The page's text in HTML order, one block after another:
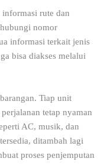
rute dan
nomor
informasi terkait jenis
bisa diakses melalui
Tiap unit
tetap nyaman
AC, musik, dan
ditambah lagi
proses penjemputan